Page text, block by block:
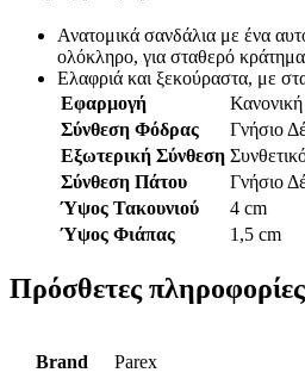
Ανατομικά σανδάλια με ένα
ολόκληρο, για σταθερό
Ελαφριά και ξεκούραστα, με
Εφαρμογή
Κανονική
Σύνθεση Φόδρας
Γνήσιο
Εξωτερική Σύνθεση
Σύνθεση Πάτου
Γνήσιο
Ύψος Τακουνιού
4 cm
Ύψος Φιάπας
1,5 cm
Πρόσθετες πληροφορίες
Brand Parex